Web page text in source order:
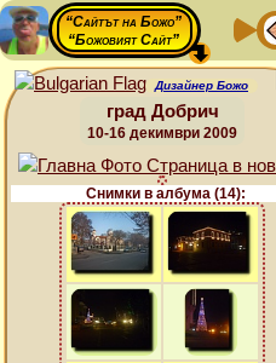
“Сайтът на Божо”
“Божовият Сайт”
Дизайнер Божо
град Добрич
10-16 декимври 2009
Снимки в албума (14):